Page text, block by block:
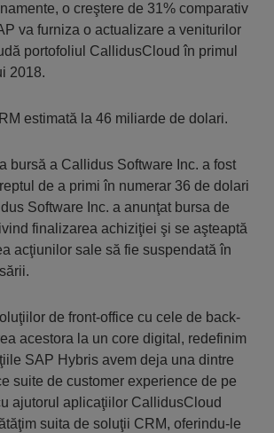
o creştere de 31% comparativ
va furniza o actualizare a veniturilor
portofoliul CallidusCloud în primul
2018.
estimată la 46 miliarde de dolari.
bursă a Callidus Software Inc. a fost
de a primi în numerar 36 de dolari
Software Inc. a anunţat bursa de
finalizarea achiziţiei şi se aşteaptă
acţiunilor sale să fie suspendată în
de front-office cu cele de back-
acestora la un core digital, redefinim
SAP Hybris avem deja una dintre
suite de customer experience de pe
ajutorul aplicaţiilor CallidusCloud
suita de soluţii CRM, oferindu-le